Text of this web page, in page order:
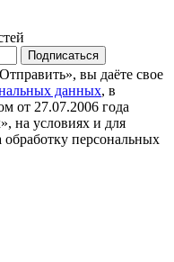
Подписаться
вы даёте свое
данных, в
от 27.07.2006 года
на условиях и для
персональных